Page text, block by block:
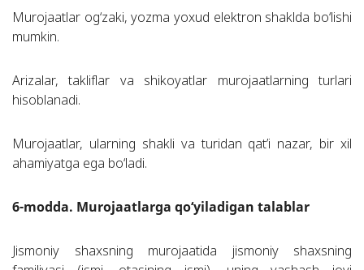
Murojaatlar og‘zaki, yozma yoxud elektron shaklda bo‘lishi
mumkin.
Arizalar, takliflar va shikoyatlar murojaatlarning turlari
hisoblanadi.
Murojaatlar, ularning shakli va turidan qat’i nazar, bir xil
ahamiyatga ega bo‘ladi.
6-modda. Murojaatlarga qo‘yiladigan talablar
Jismoniy shaxsning murojaatida jismoniy shaxsning